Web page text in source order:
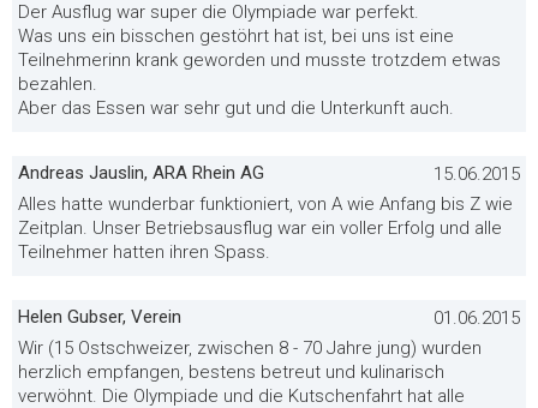
Der Ausflug war super die Olympiade war perfekt.
Was uns ein bisschen gestöhrt hat ist, bei uns ist eine
Teilnehmerinn krank geworden und musste trotzdem etwas
bezahlen.
Aber das Essen war sehr gut und die Unterkunft auch.
Andreas Jauslin, ARA Rhein AG
15.06.2015
Alles hatte wunderbar funktioniert, von A wie Anfang bis Z wie
Zeitplan. Unser Betriebsausflug war ein voller Erfolg und alle
Teilnehmer hatten ihren Spass.
Helen Gubser, Verein
01.06.2015
Wir (15 Ostschweizer, zwischen 8 - 70 Jahre jung) wurden
herzlich empfangen, bestens betreut und kulinarisch
verwöhnt. Die Olympiade und die Kutschenfahrt hat alle